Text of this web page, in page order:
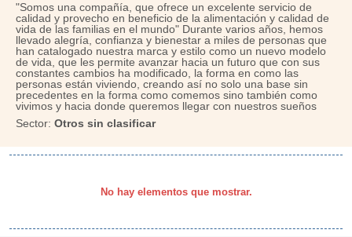
"Somos una compañía, que ofrece un excelente servicio de
calidad y provecho en beneficio de la alimentación y calidad de
vida de las familias en el mundo" Durante varios años, hemos
llevado alegría, confianza y bienestar a miles de personas que
han catalogado nuestra marca y estilo como un nuevo modelo
de vida, que les permite avanzar hacia un futuro que con sus
constantes cambios ha modificado, la forma en como las
personas están viviendo, creando así no solo una base sin
precedentes en la forma como comemos sino también como
vivimos y hacia donde queremos llegar con nuestros sueños
Sector: Otros sin clasificar
No hay elementos que mostrar.